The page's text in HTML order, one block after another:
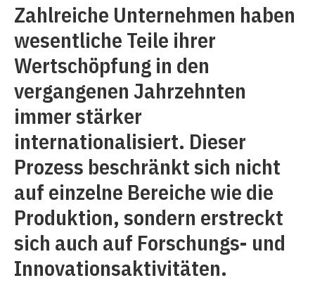
Zahlreiche Unternehmen haben
wesentliche Teile ihrer
Wertschöpfung in den
vergangenen Jahrzehnten
immer stärker
internationalisiert. Dieser
Prozess beschränkt sich nicht
auf einzelne Bereiche wie die
Produktion, sondern erstreckt
sich auch auf Forschungs- und
Innovationsaktivitäten.